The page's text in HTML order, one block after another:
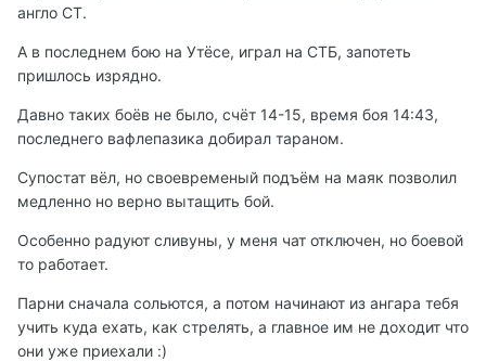
англо СТ.
А в последнем бою на Утёсе, играл на СТБ, запотеть
пришлось изрядно.
Давно таких боёв не было, счёт 14-15, время боя 14:43,
последнего вафлепазика добирал тараном.
Супостат вёл, но своевременый подъём на маяк позволил
медленно но верно вытащить бой.
Особенно радуют сливуны, у меня чат отключен, но боевой
то работает.
Парни сначала сольются, а потом начинают из ангара тебя
учить куда ехать, как стрелять, а главное им не доходит что
они уже приехали :)